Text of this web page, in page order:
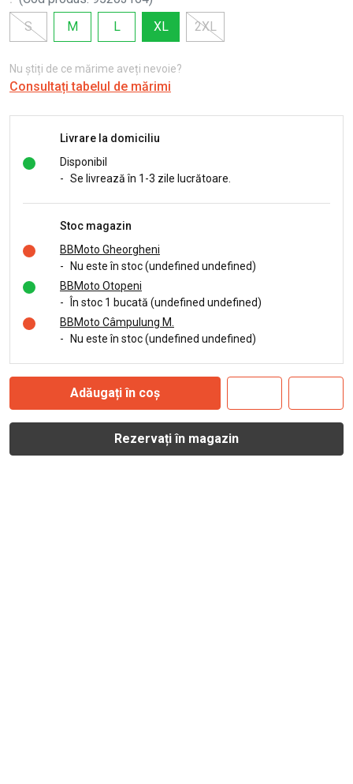
S
M L XL 2XL
Nu știți de ce mărime aveți nevoie?
Consultați tabelul de mărimi
Livrare la domiciliu
Disponibil
- Se livrează în 1-3 zile lucrătoare.
Stoc magazin
BBMoto Gheorgheni
-
Nu este în stoc (undefined undefined)
BBMoto Otopeni
-
În stoc 1 bucată (undefined undefined)
BBMoto Câmpulung M.
-
Nu este în stoc (undefined undefined)
Adăugați în coș
Rezervați în magazin